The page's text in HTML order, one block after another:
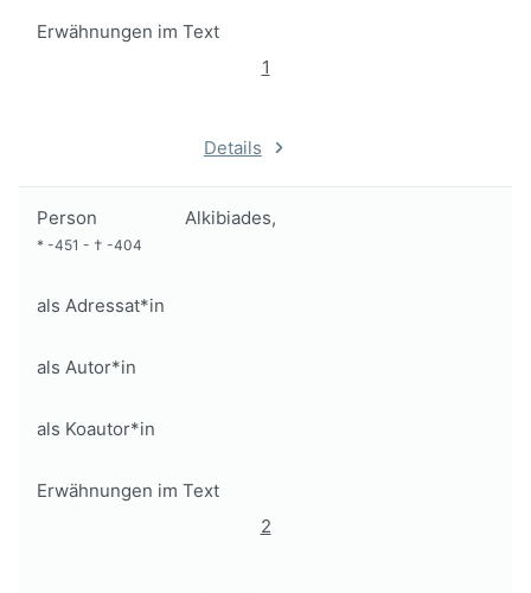
Erwähnungen im Text
1
Details
Person Alkibiades,
* -451 - † -404
als Adressat*in
als Autor*in
als Koautor*in
Erwähnungen im Text
2